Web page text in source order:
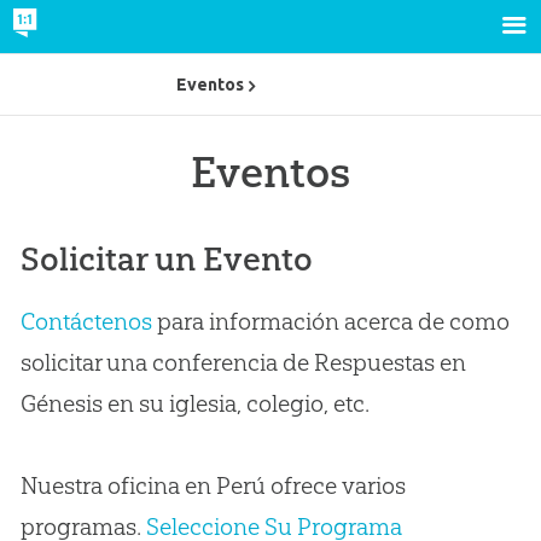
Eventos
Solicitar un Evento
Contáctenospara información acerca de como
solicitar una conferencia de Respuestas en
Génesis en su iglesia, colegio, etc.
Nuestra oficina en Perú ofrece varios
programas. Seleccione Su Programa
Eventos